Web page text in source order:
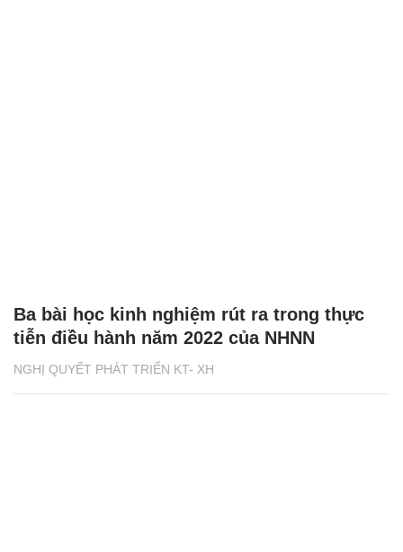
NGHỊ QUYẾT PHÁT TRIỂN KT- XH
Ba bài học kinh nghiệm rút ra trong thực
tiễn điều hành năm 2022 của NHNN